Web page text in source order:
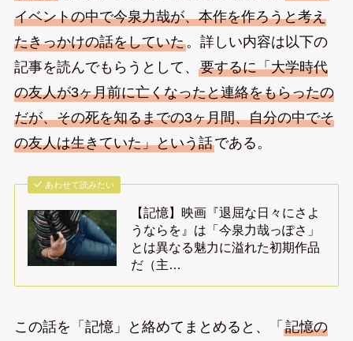
イベントの中で今泉力哉が、本作を作ろうと考え
たきっかけの話をしていた。詳しい内容は以下の
記事を読んでもらうとして、 要するに「大学時代
の友人が3ヶ月前に亡くなったと連絡をもらったの
だが、その死を知るまでの3ヶ月間、自分の中でそ
の友人は生きていた」という話である。
あわせて読みたい
【記憶】映画『退屈な日々にさよ
うならを』は「今泉力哉っぽさ」
とは異なる魅力に溢れた初期作品
だ（主…
この話を「記憶」と絡めてまとめると、「 記憶の